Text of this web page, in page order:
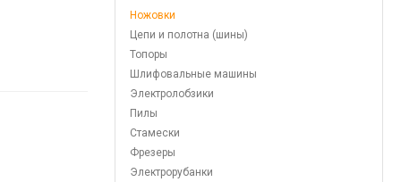
Ножовки
Цепи и полотна (шины)
Топоры
Шлифовальные машины
Электролобзики
Пилы
Стамески
Фрезеры
Электрорубанки